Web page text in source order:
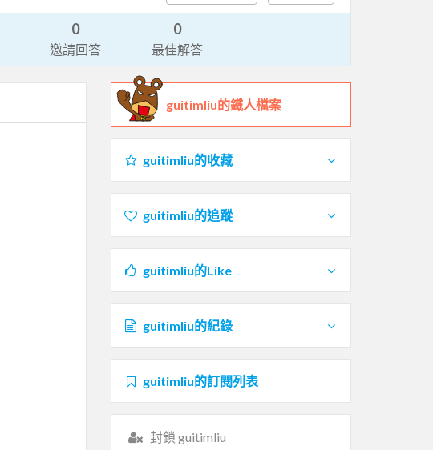
0
邀請回答
0
最佳解答
guitimliu的鐵人檔案
guitimliu的收藏
guitimliu的追蹤
guitimliu的Like
guitimliu的紀錄
guitimliu的訂閱列表
封鎖 guitimliu